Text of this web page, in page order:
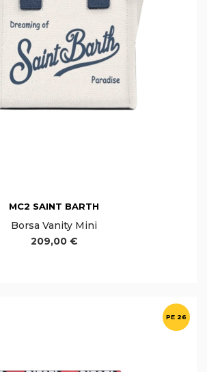
MC2 SAINT BARTH
Borsa Vanity Mini
209,00 €
PE 26